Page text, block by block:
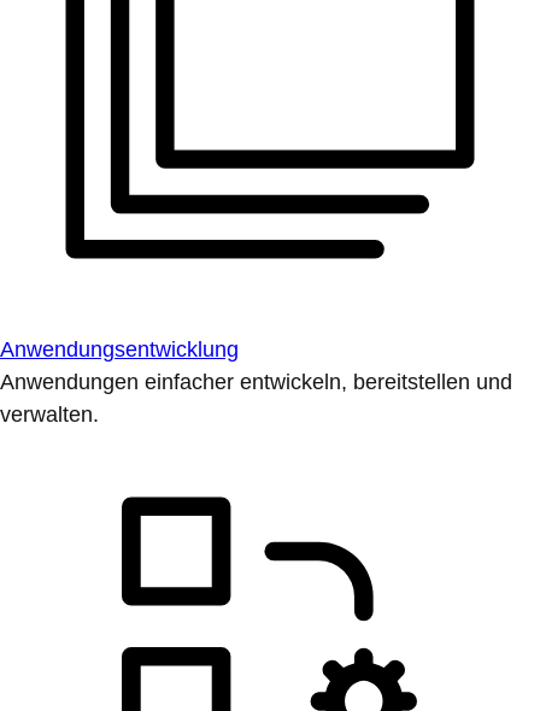
Anwendungsentwicklung
Anwendungen einfacher entwickeln, bereitstellen und
verwalten.